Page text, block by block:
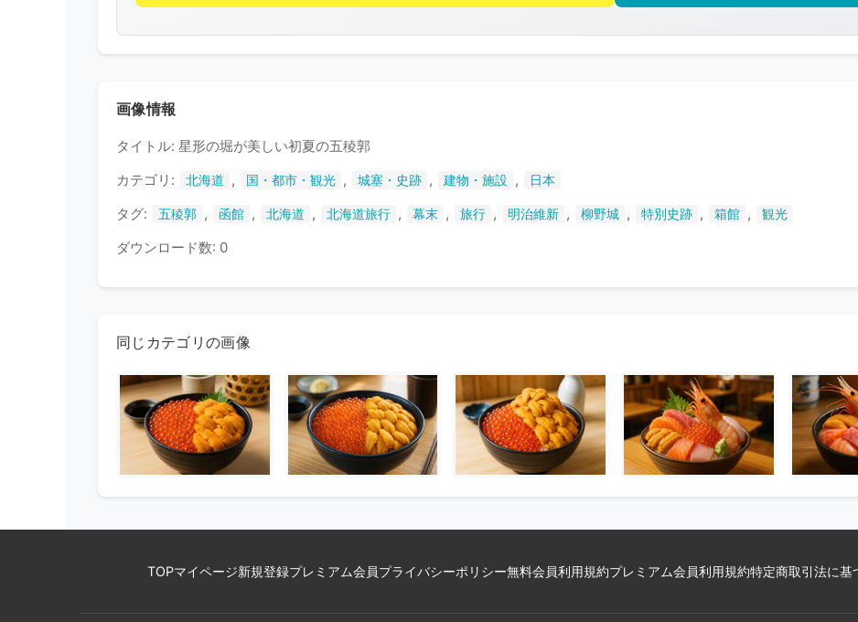
著
作
権
て
画像情報
タイトル: 星形の堀が美しい初夏の五稜郭
カテゴリ:
北海道 , 国・都市・観光 , 城塞・史跡 , 建物・施設 , 日本
タグ: 五稜郭 , 函館 , 北海道 , 北海道旅行 , 幕末 , 旅行 , 明治維新 , 柳野城 , 特別史跡 , 箱館 , 観光
ダウンロード数: 0
同じカテゴリの画像
TOPマイページ新規登録プレミアム会員プライバシーポリシー無料会員利用規約プレミアム会員利用規約特定商取引法に基